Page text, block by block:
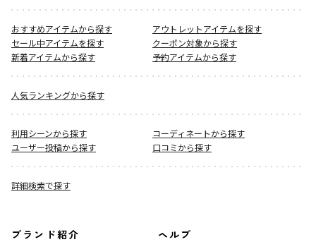
おすすめアイテムから探す
アウトレットアイテムを探す
セール中アイテムを探す
クーポン対象から探す
新着アイテムから探す
予約アイテムから探す
人気ランキングから探す
利用シーンから探す
コーディネートから探す
ユーザー投稿から探す
口コミから探す
詳細検索で探す
ブランド紹介 ヘルプ